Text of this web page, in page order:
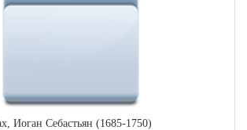
Иоган Себастьян (1685-1750)